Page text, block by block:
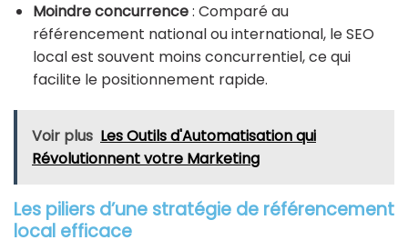
Moindre concurrence: Comparé au
référencement national ou international, le SEO
local est souvent moins concurrentiel, ce qui
facilite le positionnement rapide.
Voir plus Les Outils d'Automatisation qui
Révolutionnent votre Marketing
Les piliers d’une stratégie de référencement
local efficace